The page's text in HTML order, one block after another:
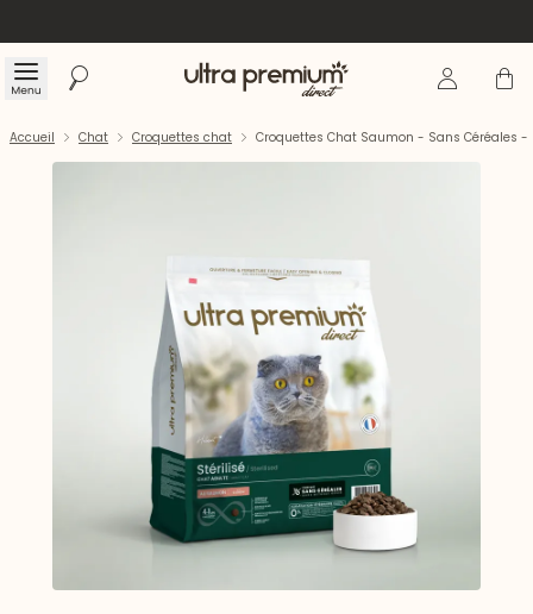
Menu Rechercher Accueil Se Panier
Accueil Chat Croquettes chat Croquettes Chat Saumon - Sans Céréales -